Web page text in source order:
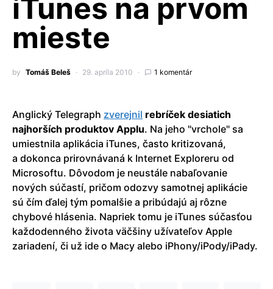
iTunes na prvom
mieste
by Tomáš Beleš 29. apríla 2010 1 komentár
Anglický Telegraph zverejnil rebríček desiatich
najhorších produktov Applu. Na jeho vrchole sa
umiestnila aplikácia iTunes, často kritizovaná,
a dokonca prirovnávaná k Internet Exploreru od
Microsoftu. Dôvodom je neustále nabaľovanie
nových súčastí, pričom odozvy samotnej aplikácie
sú čím ďalej tým pomalšie a pribúdajú aj rôzne
chybové hlásenia. Napriek tomu je iTunes súčasťou
každodenného života väčšiny užívateľov Apple
zariadení, či už ide o Macy alebo iPhony/iPody/iPady.